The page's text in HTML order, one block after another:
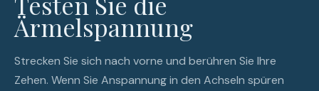
Ärmelspannung
Strecken Sie sich nach vorne und berühren Sie Ihre
Zehen. Wenn Sie Anspannung in den Achseln spüren